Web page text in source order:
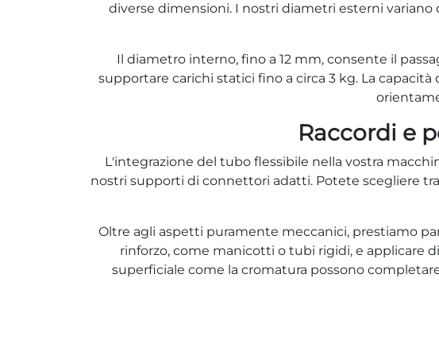
diverse dimensioni. I nostri diametri esterni
Il diametro interno, fino a 12 mm, consente il
supportare carichi statici fino a circa 3 kg. La
Raccordi e
L'integrazione del tubo flessibile nella vostra
nostri supporti di connettori adatti. Potete scegliere
Oltre agli aspetti puramente meccanici, prestiamo
rinforzo, come manicotti o tubi rigidi, e applicare
superficiale come la cromatura possono